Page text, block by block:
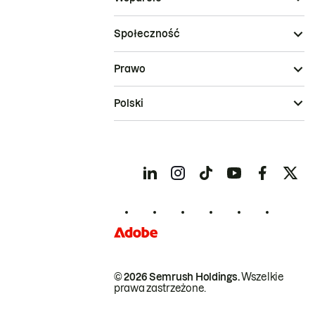
Społeczność
© 2026 Semrush Holdings.Wszelkie
prawa zastrzeżone.
Prawo
Polski